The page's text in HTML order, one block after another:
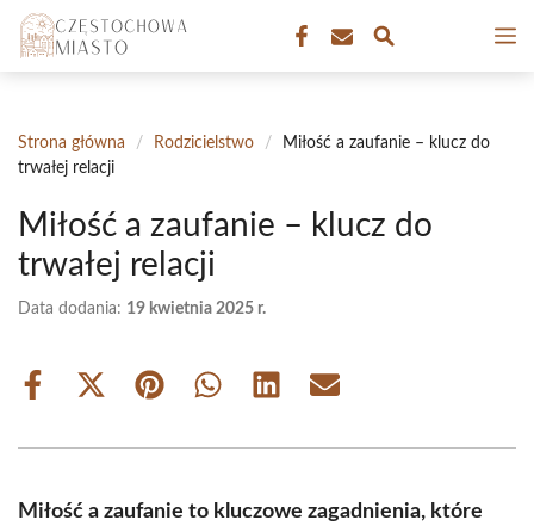
Przejdź
treści
Strona główna / Rodzicielstwo /
Miłość a zaufanie – klucz do
trwałej relacji
Miłość a zaufanie – klucz do
trwałej relacji
Data dodania: 19 kwietnia 2025 r.
Share
Share
(Twitter)
Share Share Share Share
Miłość a zaufanie to kluczowe zagadnienia, które